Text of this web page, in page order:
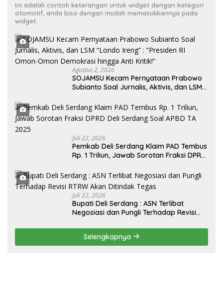
Ini adalah contoh keterangan untuk widget dengan kategori
otomotif, anda bisa dengan mudah memasukkannya pada
widget.
Agustus 2, 2026
SOJAMSU Kecam Pernyataan Prabowo
Subianto Soal Jurnalis, Aktivis, dan LSM
Omon Demokrasi hingga Anti Kritik!”
Juli 22, 2026
Pemkab Deli Serdang Klaim PAD Tembus
Rp. 1 Triliun, Jawab Sorotan Fraksi DPRD
Juli 22, 2026
Bupati Deli Serdang : ASN Terlibat
Negosiasi dan Pungli Terhadap Revisi
Selengkapnya